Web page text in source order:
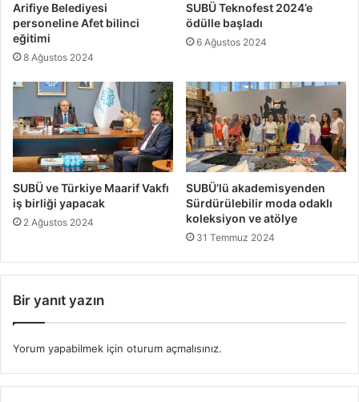
Arifiye Belediyesi
personeline Afet bilinci
eğitimi
8 Ağustos 2024
SUBÜ Teknofest 2024’e
ödülle başladı
6 Ağustos 2024
SUBÜ ve Türkiye Maarif Vakfı
iş birliği yapacak
2 Ağustos 2024
SUBÜ’lü akademisyenden
Sürdürülebilir moda odaklı
koleksiyon ve atölye
31 Temmuz 2024
Bir yanıt yazın
Yorum yapabilmek için oturum açmalısınız.